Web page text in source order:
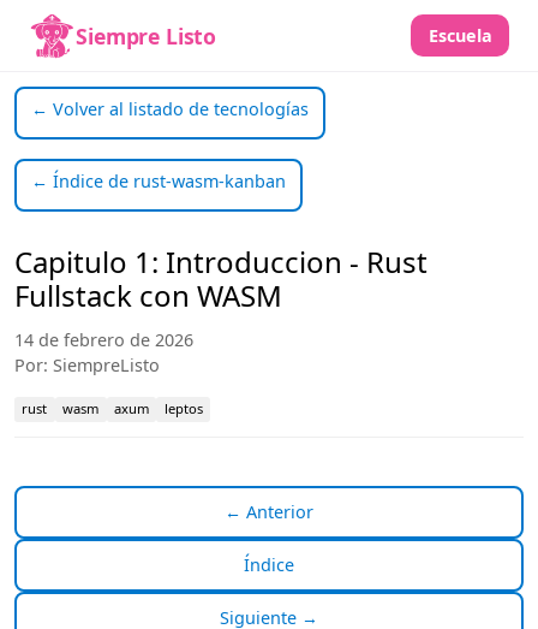
Siempre Listo Escuela
← Volver al listado de tecnologías
← Índice de rust-wasm-kanban
Capitulo 1: Introduccion - Rust
Fullstack con WASM
14 de febrero de 2026
Por: SiempreListo
rust wasm axum leptos
← Anterior
Índice
Siguiente →